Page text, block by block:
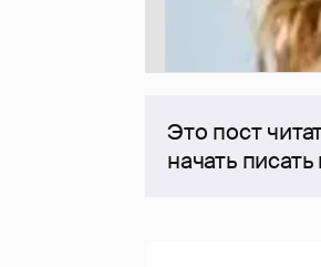
Это пост
начать